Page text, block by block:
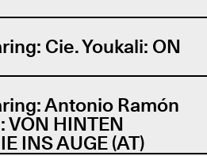
Cie. Youkali: ON
Antonio Ramón
VON HINTEN
INS AUGE (AT)